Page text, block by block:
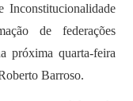
de federações
próxima quarta-feira
Barroso.